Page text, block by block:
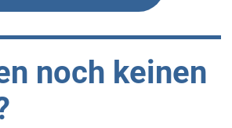
noch keinen